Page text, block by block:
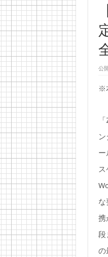
公
※
ー
ス
な
携
段
の